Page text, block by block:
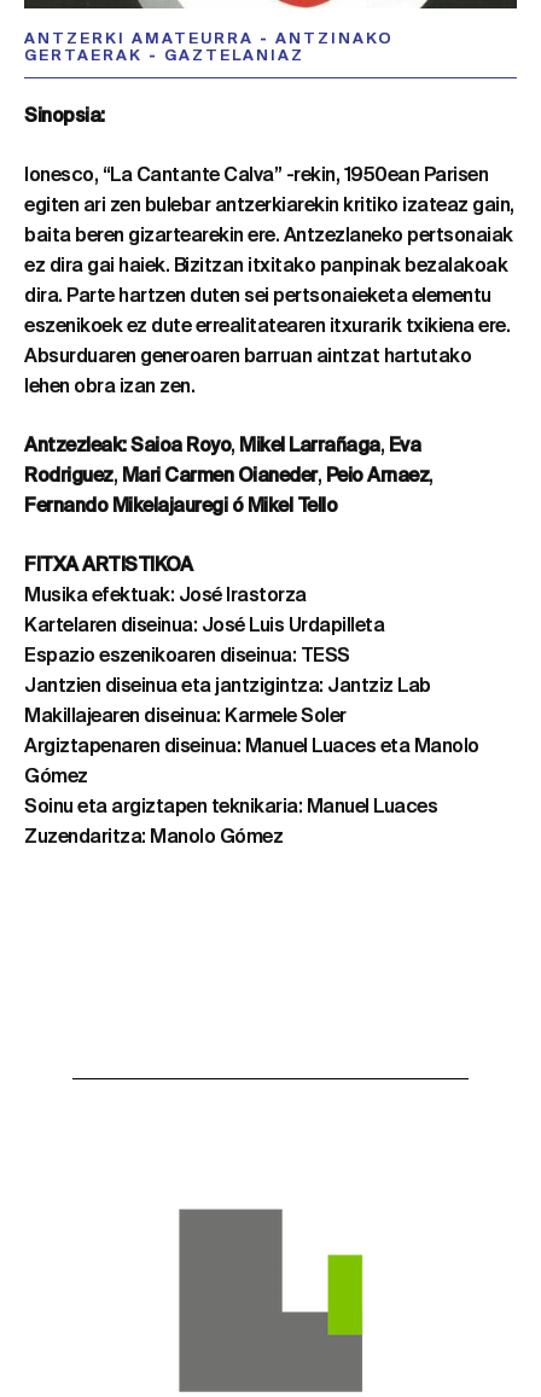
ANTZERKI AMATEURRA - ANTZINAKO
GERTAERAK
- GAZTELANIAZ
Sinopsia:
Ionesco, “La Cantante Calva” -rekin, 1950ean Parisen
egiten ari zen bulebar antzerkiarekin kritiko izateaz gain,
baita beren gizartearekin ere. Antzezlaneko pertsonaiak
ez dira gai haiek. Bizitzan itxitako panpinak bezalakoak
dira. Parte hartzen duten sei pertsonaieketa elementu
eszenikoek ez dute errealitatearen itxurarik txikiena ere.
Absurduaren generoaren barruan aintzat hartutako
lehen obra izan zen.
Antzezleak: Saioa Royo, Mikel Larrañaga, Eva
Rodriguez, Mari Carmen Oianeder, Peio Arnaez,
Fernando Mikelajauregi ó Mikel Tello
FITXA ARTISTIKOA
Musika efektuak: José Irastorza
Kartelaren diseinua: José Luis Urdapilleta
Espazio eszenikoaren diseinua: TESS
Jantzien diseinua eta jantzigintza: Jantziz Lab
Makillajearen diseinua: Karmele Soler
Argiztapenaren diseinua: Manuel Luaces eta Manolo
Gómez
Soinu eta argiztapen teknikaria: Manuel Luaces
Zuzendaritza: Manolo Gómez